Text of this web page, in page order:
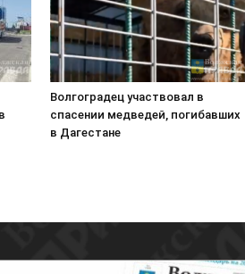
Волгоградец участвовал в
спасении медведей, погибавших
в Дагестане